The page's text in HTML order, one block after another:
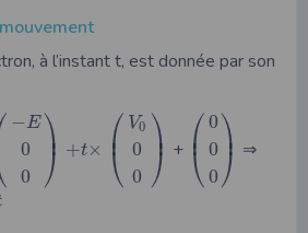
à l’instant t, est donnée par son
−E
0
0
⎞
⎠⎟ +t× ⎛
⎝
⎜ V0
0
0
⎞
⎠⎟ + ⎛
⎝
⎜ 0
0
0
⎞
⎠⎟ ⇒